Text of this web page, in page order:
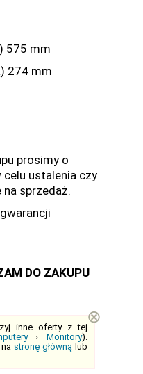
575 mm
274 mm
prosimy o
ustalenia czy
sprzedaż.
DO ZAKUPU
inne oferty z tej
›Monitory).
stronę główną lub
⊗